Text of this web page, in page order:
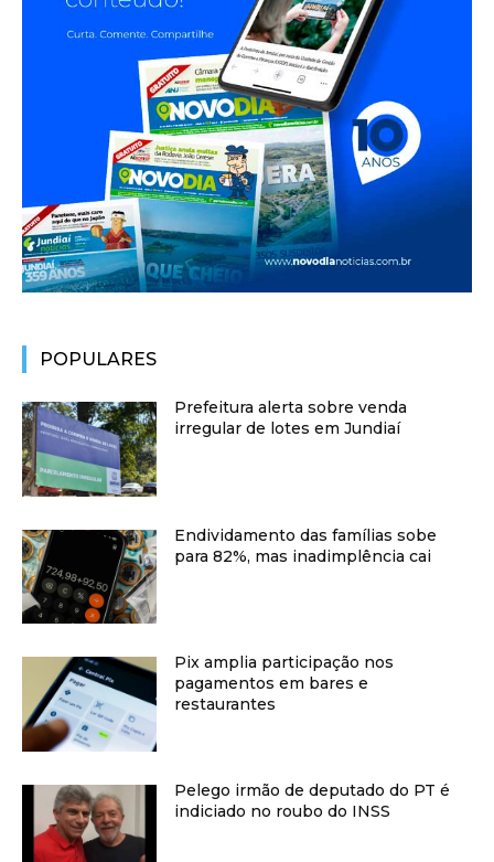
POPULARES
Prefeitura alerta sobre venda
irregular de lotes em Jundiaí
Endividamento das famílias sobe
para 82%, mas inadimplência cai
Pix amplia participação nos
pagamentos em bares e
restaurantes
Pelego irmão de deputado do PT é
indiciado no roubo do INSS